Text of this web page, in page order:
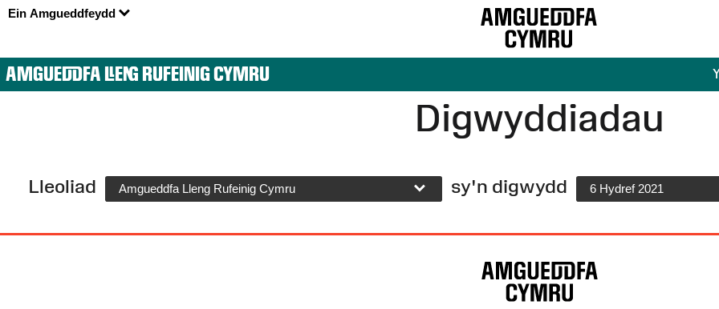
Ein Amgueddfeydd
AMGUEDDFA LLENG RUFEINIG CYMRU
Digwyddiadau
Lleoliad Amgueddfa Lleng Rufeinig Cymru sy'n digwydd 6 Hydref 2021